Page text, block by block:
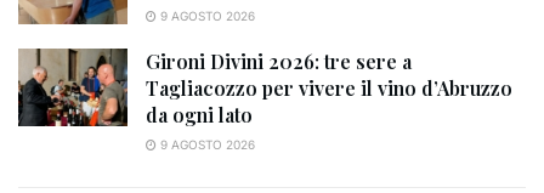
9 AGOSTO 2026
Gironi Divini 2026: tre sere a
Tagliacozzo per vivere il vino d’Abruzzo
da ogni lato
9 AGOSTO 2026